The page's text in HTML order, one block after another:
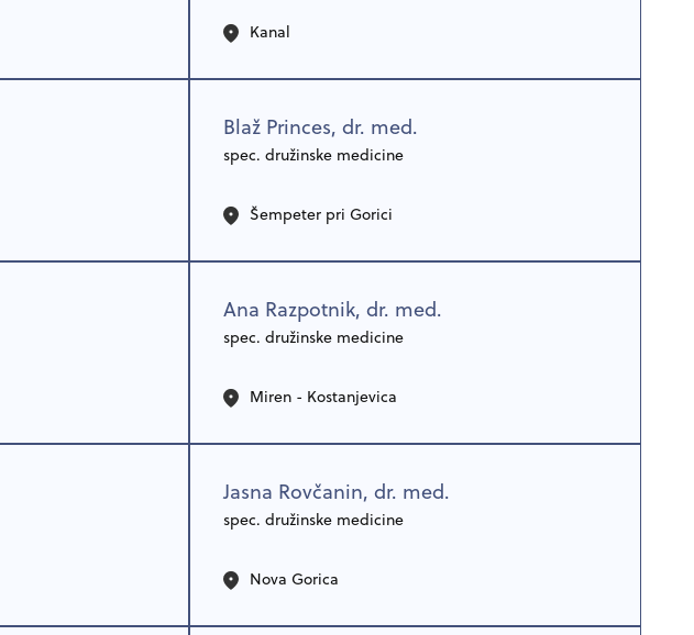
Kanal
Blaž Princes, dr. med.
spec. družinske medicine
Šempeter pri Gorici
Ana Razpotnik, dr. med.
spec. družinske medicine
Miren - Kostanjevica
Jasna Rovčanin, dr. med.
spec. družinske medicine
Nova Gorica